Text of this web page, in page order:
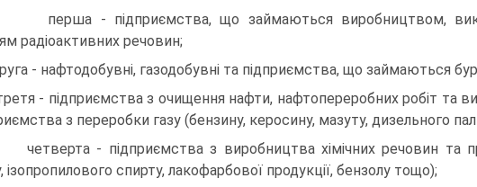
- підприємства, що займаються виробництвом,
радіоактивних речовин;
нафтодобувні, газодобувні та підприємства, що займаються
підприємства з очищення нафти, нафтопереробних робіт та
з переробки газу (бензину, керосину, мазуту, дизельного
- підприємства з виробництва хімічних речовин та
ізопропилового спирту, лакофарбової продукції, бензолу тощо);